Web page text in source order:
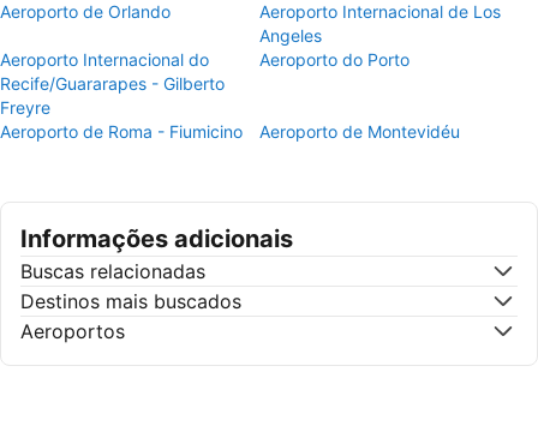
Aeroporto de Orlando
Aeroporto Internacional de Los
Angeles
Aeroporto Internacional do
Recife/Guararapes - Gilberto
Freyre
Aeroporto do Porto
Aeroporto de Roma - Fiumicino Aeroporto de Montevidéu
Informações adicionais
Buscas relacionadas
Destinos mais buscados
Aeroportos